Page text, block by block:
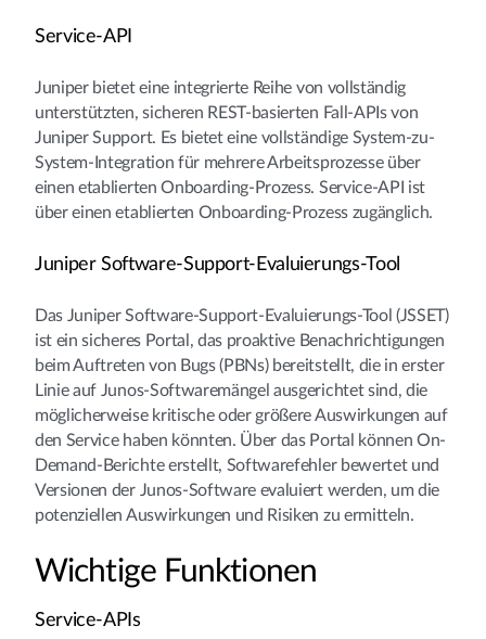
Service-API
Juniper bietet eine integrierte Reihe von vollständig
unterstützten, sicheren REST-basierten Fall-APIs von
Juniper Support. Es bietet eine vollständige System-zu-
System-Integration für mehrere Arbeitsprozesse über
einen etablierten Onboarding-Prozess. Service-API ist
über einen etablierten Onboarding-Prozess zugänglich.
Juniper Software-Support-Evaluierungs-Tool
Das Juniper Software-Support-Evaluierungs-Tool (JSSET)
ist ein sicheres Portal, das proaktive Benachrichtigungen
beim Auftreten von Bugs (PBNs) bereitstellt, die in erster
Linie auf Junos-Softwaremängel ausgerichtet sind, die
möglicherweise kritische oder größere Auswirkungen auf
den Service haben könnten. Über das Portal können On-
Demand-Berichte erstellt, Softwarefehler bewertet und
Versionen der Junos-Software evaluiert werden, um die
potenziellen Auswirkungen und Risiken zu ermitteln.
Wichtige Funktionen
Service-APIs